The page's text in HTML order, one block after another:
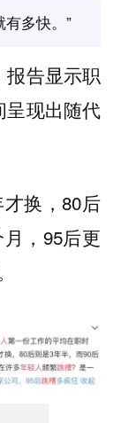
多快。”
报告显示职
呈现出随代
换，80后
，95后更